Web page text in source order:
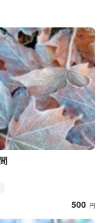
): 2025年　3月
グの経験不足なの
。
500 円